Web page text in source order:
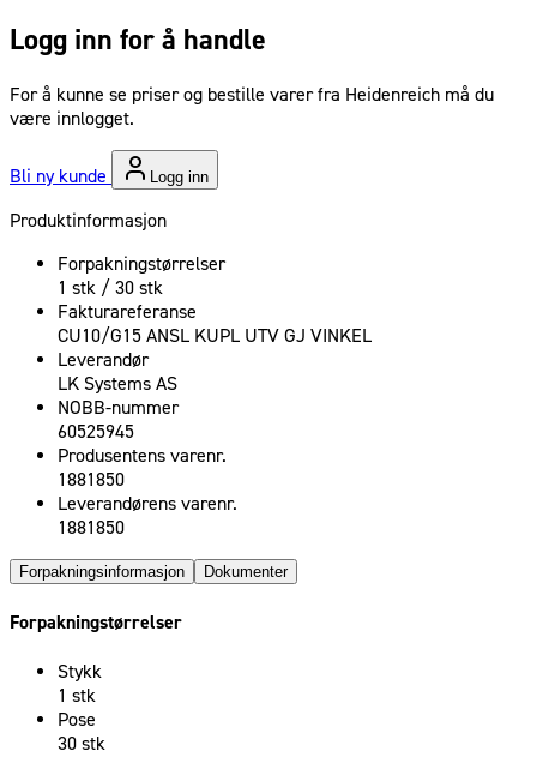
Logg inn for å handle
For å kunne se priser og bestille varer fra Heidenreich må du
være innlogget.
Bli ny kunde Logg inn
Produktinformasjon
Forpakningstørrelser
1 stk / 30 stk
Fakturareferanse
CU10/G15 ANSL KUPL UTV GJ VINKEL
Leverandør
LK Systems AS
NOBB-nummer
60525945
Produsentens varenr.
1881850
Leverandørens varenr.
1881850
Forpakningsinformasjon Dokumenter
Forpakningstørrelser
Stykk
1 stk
Pose
30 stk